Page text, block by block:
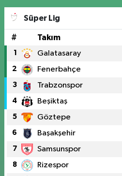
Süper Lig
# Takım
1 Galatasaray
2 Fenerbahçe
3 Trabzonspor
4 Beşiktaş
5 Göztepe
6 Başakşehir
7 Samsunspor
8 Rizespor